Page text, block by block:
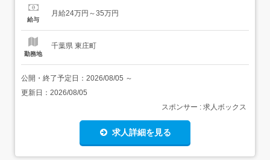
員・元営業スタッフ・主婦(主夫)さん・パート・アルバイ
給与
月給24万円～35万円
勤務地
千葉県 東庄町
公開・終了予定日： 2026/08/05 ～
更新日： 2026/08/05
スポンサー : 求人ボックス
求人詳細を見る